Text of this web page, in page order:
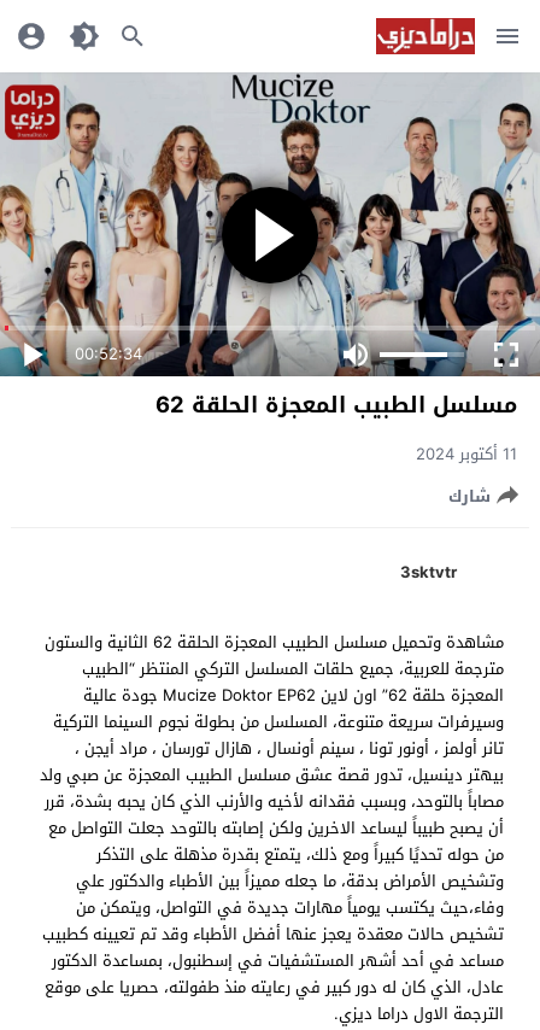
00:52:34
مسلسل الطبيب المعجزة الحلقة 62
11 أكتوبر 2024
شارك
3sktvtr
مشاهدة وتحميل مسلسل الطبيب المعجزة الحلقة 62 الثانية والستون
مترجمة للعربية، جميع حلقات المسلسل التركي المنتظر “الطبيب
المعجزة حلقة 62” اون لاين Mucize Doktor EP62 جودة عالية
وسيرفرات سريعة متنوعة، المسلسل من بطولة نجوم السينما التركية
تانر أولمز ، أونور تونا ، سينم أونسال ، هازال تورسان ، مراد أيجن ،
بيهتر دينسيل، تدور قصة عشق مسلسل الطبيب المعجزة عن صبي ولد
مصاباً بالتوحد، وبسبب فقدانه لأخيه والأرنب الذي كان يحبه بشدة، قرر
أن يصبح طبيباً ليساعد الاخرين ولكن إصابته بالتوحد جعلت التواصل مع
من حوله تحديًا كبيراً ومع ذلك، يتمتع بقدرة مذهلة على التذكر
وتشخيص الأمراض بدقة، ما جعله مميزاً بين الأطباء والدكتور علي
وفاء،حيث يكتسب يومياً مهارات جديدة في التواصل، ويتمكن من
تشخيص حالات معقدة يعجز عنها أفضل الأطباء وقد تم تعيينه كطبيب
مساعد في أحد أشهر المستشفيات في إسطنبول، بمساعدة الدكتور
عادل، الذي كان له دور كبير في رعايته منذ طفولته، حصريا على موقع
الترجمة الاول دراما ديزي.